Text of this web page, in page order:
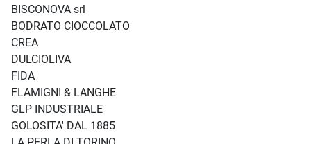
BISCONOVA srl
BODRATO CIOCCOLATO
CREA
DULCIOLIVA
FIDA
FLAMIGNI & LANGHE
GLP INDUSTRIALE
GOLOSITA' DAL 1885